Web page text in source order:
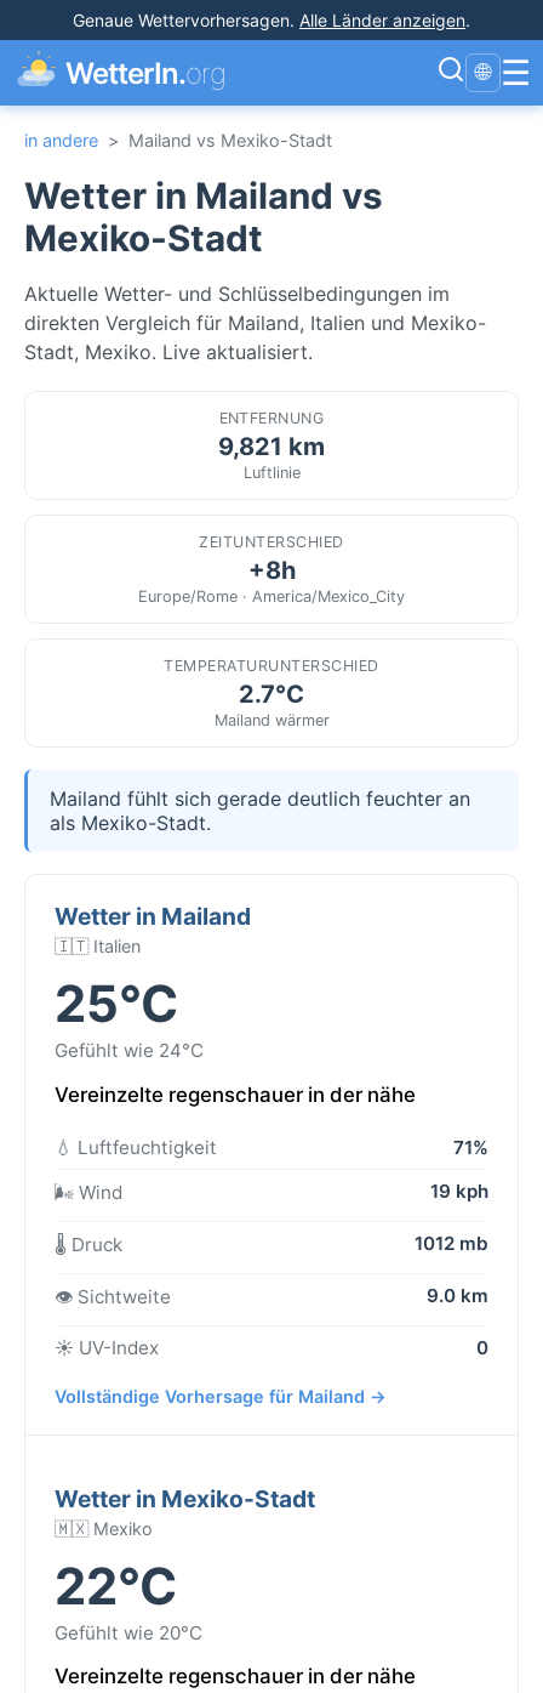
Genaue Wettervorhersagen. Alle Länder anzeigen.
WetterIn.org 🌐 ☰
in andere > Mailand vs Mexiko-Stadt
Wetter in Mailand vs
Mexiko-Stadt
Aktuelle Wetter- und Schlüsselbedingungen im
direkten Vergleich für Mailand, Italien und Mexiko-
Stadt, Mexiko. Live aktualisiert.
ENTFERNUNG
9,821 km
Luftlinie
ZEITUNTERSCHIED
+8h
Europe/Rome · America/Mexico_City
TEMPERATURUNTERSCHIED
2.7°C
Mailand wärmer
Mailand fühlt sich gerade deutlich feuchter an
als Mexiko-Stadt.
Wetter in Mailand
🇮🇹 Italien
25°C
Gefühlt wie 24°C
Vereinzelte regenschauer in der nähe
💧 Luftfeuchtigkeit
71%
🌬️ Wind
19 kph
🌡️ Druck 1012 mb
👁️ Sichtweite 9.0 km
☀️ UV-Index 0
Vollständige Vorhersage für Mailand →
Wetter in Mexiko-Stadt
🇲🇽 Mexiko
22°C
Gefühlt wie 20°C
Vereinzelte regenschauer in der nähe